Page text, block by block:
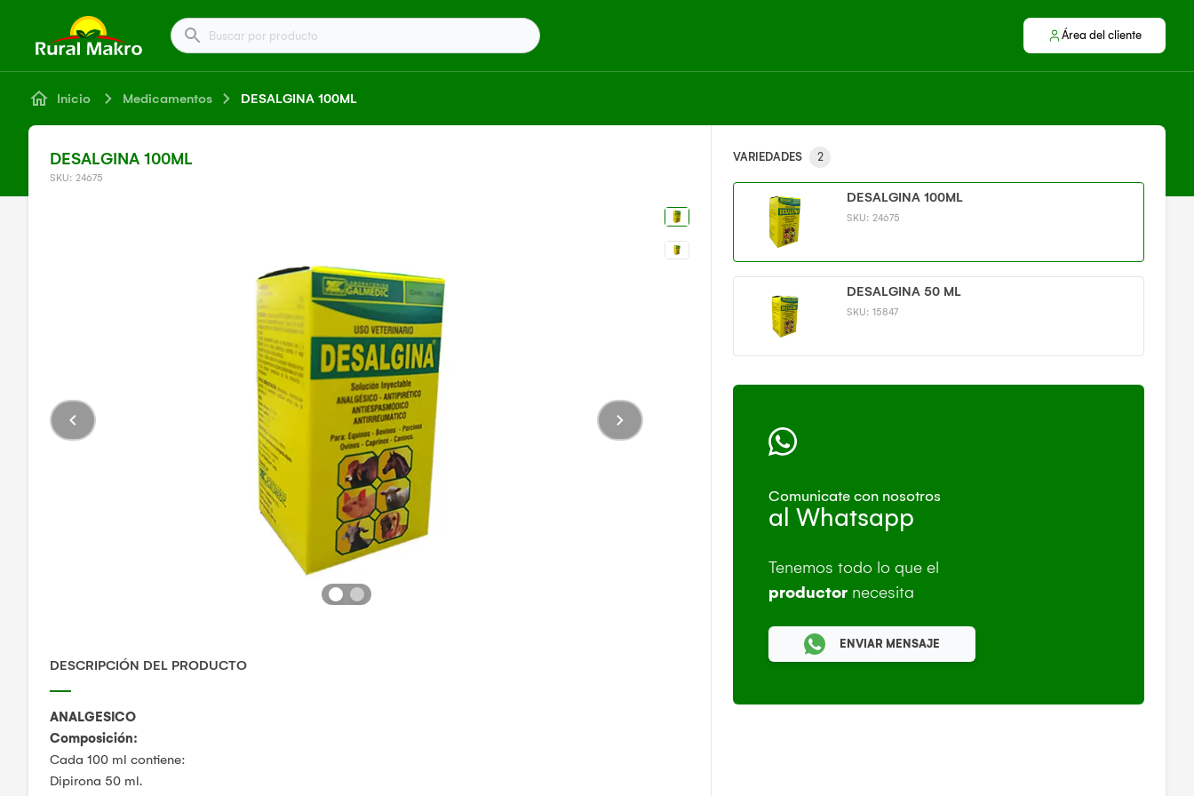
Buscar por producto Área del cliente
Inicio Medicamentos DESALGINA 100ML
DESALGINA 100ML
SKU: 24675
DESCRIPCIÓN DEL PRODUCTO
ANALGESICO
Composición:
Cada 100 ml contiene:
Dipirona 50 ml.
VARIEDADES 2
DESALGINA 100ML
SKU: 24675
DESALGINA 50 ML
SKU: 15847
Comunicate con nosotros
al Whatsapp
Tenemos todo lo que el
productor necesita
ENVIAR MENSAJE